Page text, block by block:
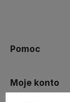
Pomoc
Moje konto